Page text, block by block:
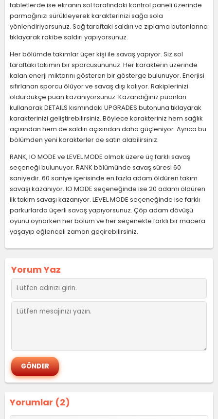
tabletlerde ise ekranın sol tarafındaki kontrol paneli üzerinde
parmağınızı sürükleyerek karakterinizi sağa sola
yönlendiriyorsunuz. Sağ taraftaki saldırı ve zıplama butonlarına
tıklayarak rakibe saldırı yapıyorsunuz.
Her bölümde takımlar üçer kişi ile savaş yapıyor. Siz sol
taraftaki takımın bir sporcusununuz. Her karakterin üzerinde
kalan enerji miktarını gösteren bir gösterge bulunuyor. Enerjisi
sıfırlanan sporcu ölüyor ve savaş dışı kalıyor. Rakiplerinizi
öldürdükçe puan kazanıyorsunuz. Kazandığınız puanları
kullanarak DETAILS kısmındaki UPGRADES butonuna tıklayarak
karakterinizi geliştirebilirsiniz. Böylece karakteriniz hem sağlık
açısından hem de saldırı açısından daha güçleniyor. Ayrıca bu
bölümden yeni karakterler de satın alabilirsiniz.
RANK, IO MODE ve LEVEL MODE olmak üzere üç farklı savaş
seçeneği bulunuyor. RANK bölümünde savaş süresi 60
saniyedir. 60 saniye içerisinde en fazla adam öldüren takım
savaşı kazanıyor. IO MODE seçeneğinde ise 20 adamı öldüren
ilk takım savaşı kazanıyor. LEVEL MODE seçeneğinde ise farklı
parkurlarda üçerli savaş yapıyorsunuz. Çöp adam dövüşü
oyunu oynarken her bölüm ve her seçenekte farklı bir macera
yaşayıp eğlenceli zaman geçirebilirsiniz.
Yorumlar (2)
Yorum Yaz